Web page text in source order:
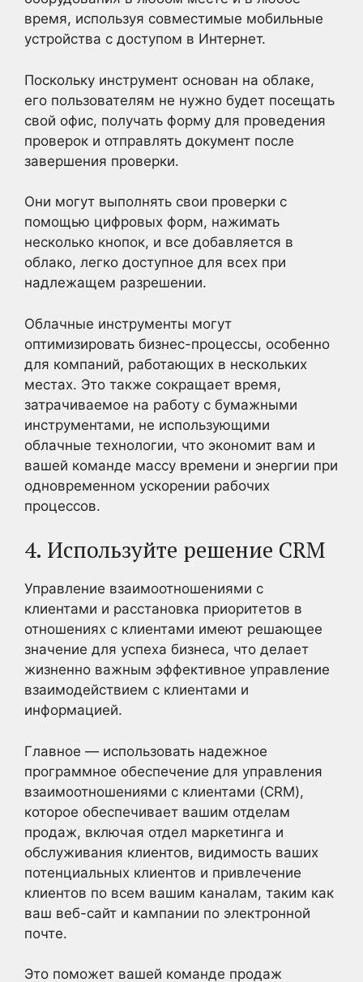
время, используя совместимые мобильные
устройства с доступом в Интернет.
Поскольку инструмент основан на облаке,
его пользователям не нужно будет посещать
свой офис, получать форму для проведения
проверок и отправлять документ после
завершения проверки.
Они могут выполнять свои проверки с
помощью цифровых форм, нажимать
несколько кнопок, и все добавляется в
облако, легко доступное для всех при
надлежащем разрешении.
Облачные инструменты могут
оптимизировать бизнес-процессы, особенно
для компаний, работающих в нескольких
местах. Это также сокращает время,
затрачиваемое на работу с бумажными
инструментами, не использующими
облачные технологии, что экономит вам и
вашей команде массу времени и энергии при
одновременном ускорении рабочих
процессов.
4. Используйте решение CRM
Управление взаимоотношениями с
клиентами и расстановка приоритетов в
отношениях с клиентами имеют решающее
значение для успеха бизнеса, что делает
жизненно важным эффективное управление
взаимодействием с клиентами и
информацией.
Главное — использовать надежное
программное обеспечение для управления
взаимоотношениями с клиентами (CRM),
которое обеспечивает вашим отделам
продаж, включая отдел маркетинга и
обслуживания клиентов, видимость ваших
потенциальных клиентов и привлечение
клиентов по всем вашим каналам, таким как
ваш веб-сайт и кампании по электронной
почте.
Это поможет вашей команде продаж